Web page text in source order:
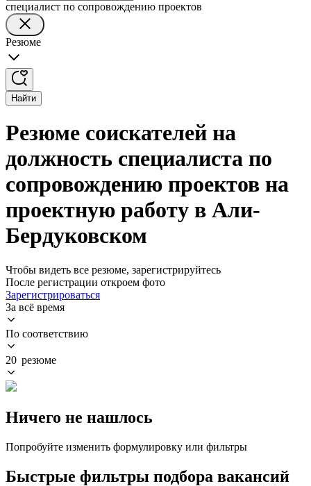
специалист по сопровождению проектов
Резюме
Найти
Резюме соискателей на
должность специалиста по
сопровождению проектов на
проектную работу в Али-
Бердуковском
Чтобы видеть все резюме, зарегистрируйтесь
После регистрации откроем фото
Зарегистрироваться
За всё время
По соответствию
20 резюме
Ничего не нашлось
Попробуйте изменить формулировку или фильтры
Быстрые фильтры подбора вакансий